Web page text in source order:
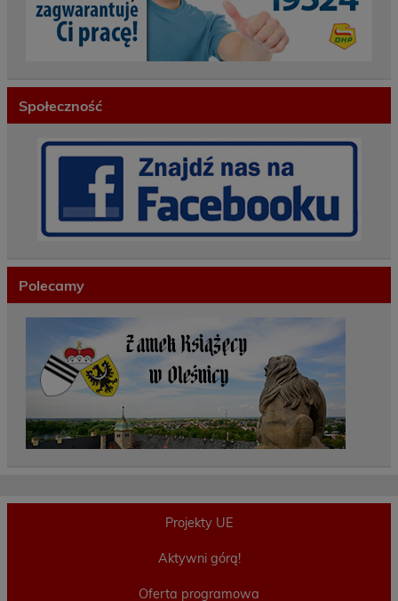
Społeczność
Polecamy
Projekty UE
Aktywni górą!
Oferta programowa